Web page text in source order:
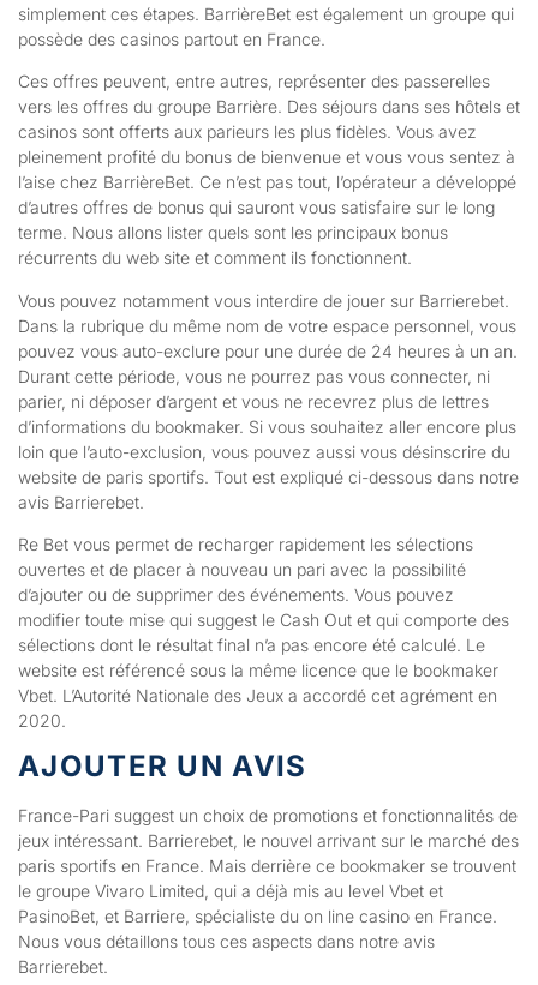
simplement ces étapes. BarrièreBet est également un groupe qui
possède des casinos partout en France.
Ces offres peuvent, entre autres, représenter des passerelles
vers les offres du groupe Barrière. Des séjours dans ses hôtels et
casinos sont offerts aux parieurs les plus fidèles. Vous avez
pleinement profité du bonus de bienvenue et vous vous sentez à
l’aise chez BarrièreBet. Ce n’est pas tout, l’opérateur a développé
d’autres offres de bonus qui sauront vous satisfaire sur le long
terme. Nous allons lister quels sont les principaux bonus
récurrents du web site et comment ils fonctionnent.
Vous pouvez notamment vous interdire de jouer sur Barrierebet.
Dans la rubrique du même nom de votre espace personnel, vous
pouvez vous auto-exclure pour une durée de 24 heures à un an.
Durant cette période, vous ne pourrez pas vous connecter, ni
parier, ni déposer d’argent et vous ne recevrez plus de lettres
d’informations du bookmaker. Si vous souhaitez aller encore plus
loin que l’auto-exclusion, vous pouvez aussi vous désinscrire du
website de paris sportifs. Tout est expliqué ci-dessous dans notre
avis Barrierebet.
Re Bet vous permet de recharger rapidement les sélections
ouvertes et de placer à nouveau un pari avec la possibilité
d’ajouter ou de supprimer des événements. Vous pouvez
modifier toute mise qui suggest le Cash Out et qui comporte des
sélections dont le résultat final n’a pas encore été calculé. Le
website est référencé sous la même licence que le bookmaker
Vbet. L’Autorité Nationale des Jeux a accordé cet agrément en
2020.
AJOUTER UN AVIS
France-Pari suggest un choix de promotions et fonctionnalités de
jeux intéressant. Barrierebet, le nouvel arrivant sur le marché des
paris sportifs en France. Mais derrière ce bookmaker se trouvent
le groupe Vivaro Limited, qui a déjà mis au level Vbet et
PasinoBet, et Barriere, spécialiste du on line casino en France.
Nous vous détaillons tous ces aspects dans notre avis
Barrierebet.